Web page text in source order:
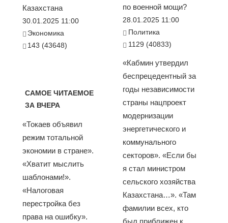
Казахстана
30.01.2025 11:00
Экономика
143 (43648)
САМОЕ ЧИТАЕМОЕ
ЗА ВЧЕРА
«Токаев объявил
режим тотальной
экономии в стране».
«Хватит мыслить
шаблонами!».
«Налоговая
перестройка без
права на ошибку».
по военной мощи?
28.01.2025 11:00
Политика
1129 (40833)
«Кабмин утвердил
беспрецедентный за
годы независимости
страны нацпроект
модернизации
энергетического и
коммунального
секторов». «Если бы
я стал министром
сельского хозяйства
Казахстана…». «Там
фамилии всех, кто
был приближен к